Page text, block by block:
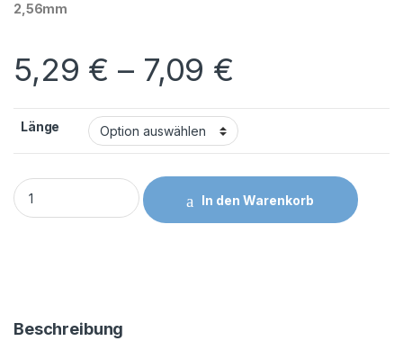
2,56mm
5,29 € – 7,09 €
Länge
Flachbandkabel 26pol quantity
In den Warenkorb
Beschreibung